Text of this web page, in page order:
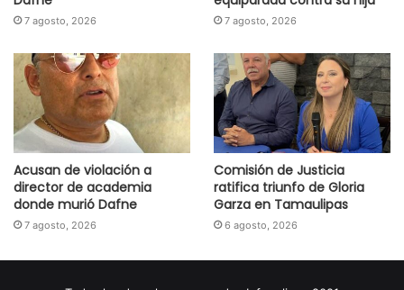
7 agosto, 2026 7 agosto, 2026
Acusan de violación a
director de academia
donde murió Dafne
7 agosto, 2026
Comisión de Justicia
ratifica triunfo de Gloria
Garza en Tamaulipas
6 agosto, 2026